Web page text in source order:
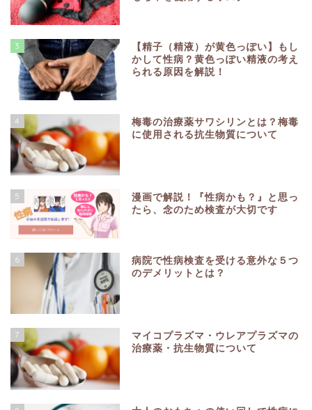
3
【精子（精液）が黄色っぽい】もし
かして性病？黄色っぽい精液の考え
られる原因を解説！
4
梅毒の治療薬サワシリンとは？梅毒
に使用される抗生物質について
5
漫画で解説！『性病かも？』と思っ
たら、念のため検査が大切です
6
病院で性病検査を受ける意外な５つ
のデメリットとは？
7
マイコプラズマ・ウレアプラズマの
治療薬・抗生物質について